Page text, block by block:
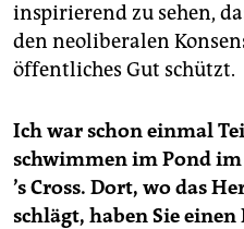
inspirierend zu sehen,
den neoliberalen
öffentliches Gut schützt.
Ich war schon einmal
schwimmen im Pond
’s Cross. Dort, wo das
schlägt, haben Sie